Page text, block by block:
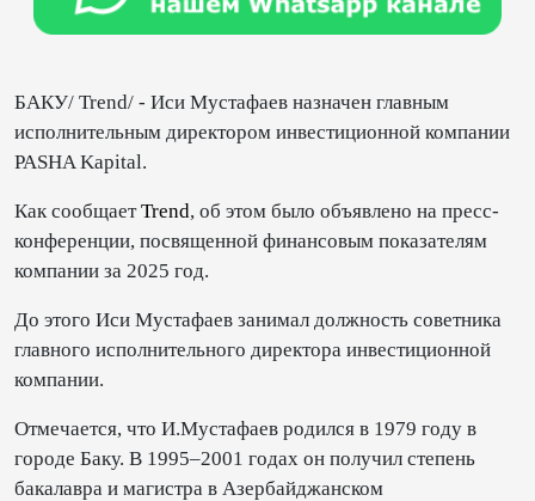
БАКУ/ Trend/ - Иси Мустафаев назначен главным
исполнительным директором инвестиционной компании
PASHA Kapital.
Как сообщаетTrend, об этом было объявлено на пресс-
конференции, посвященной финансовым показателям
компании за 2025 год.
До этого Иси Мустафаев занимал должность советника
главного исполнительного директора инвестиционной
компании.
Отмечается, что И.Мустафаев родился в 1979 году в
городе Баку. В 1995–2001 годах он получил степень
бакалавра и магистра в Азербайджанском